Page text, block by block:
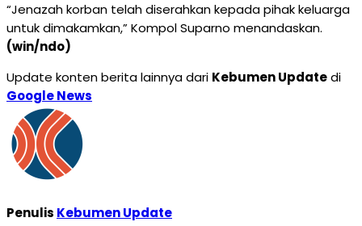
“Jenazah korban telah diserahkan kepada pihak keluarga
untuk dimakamkan,” Kompol Suparno menandaskan.
(win/ndo)
Update konten berita lainnya dari Kebumen Updatedi
Google News
Penulis Kebumen Update